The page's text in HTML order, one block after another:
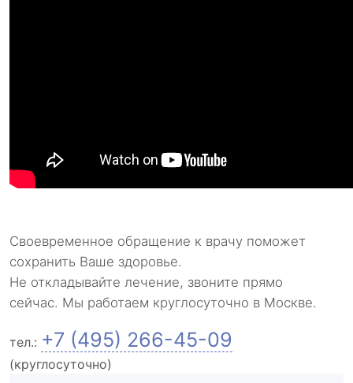
Своевременное обращение к врачу поможет
сохранить Ваше здоровье.
Не откладывайте лечение, звоните прямо
сейчас. Мы работаем круглосуточно в Москве.
тел.: +7 (495) 266-45-09
(круглосуточно)